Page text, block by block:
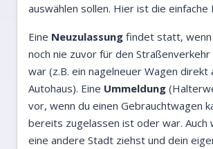
auswählen sollen. Hier ist die einfache
Eine Neuzulassung findet statt, wenn
noch nie zuvor für den Straßenverkehr
war (z.B. ein nagelneuer Wagen direkt
Autohaus). Eine Ummeldung
vor, wenn du einen Gebrauchtwagen
bereits zugelassen ist oder war. Auch
eine andere Stadt ziehst und dein